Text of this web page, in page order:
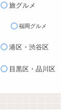
旅グルメ
福岡グルメ
港区・渋谷区
目黒区・品川区